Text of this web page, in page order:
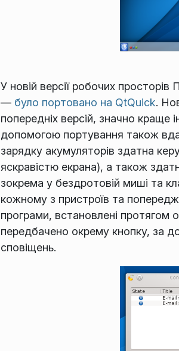
У новій версії робочих
— було портовано на QtQuick.
попередніх версій, значно краще
допомогою портування також
зарядку акумуляторів здатна
яскравістю екрана), а також
зокрема у бездротовій миші та
кожному з пристроїв та
програми, встановлені протягом
передбачено окрему кнопку, за
сповіщень.